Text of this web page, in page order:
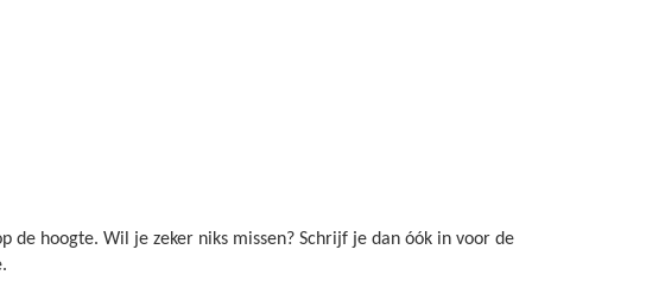
hoogte. Wil je zeker niks missen? Schrijf je dan óók in voor de